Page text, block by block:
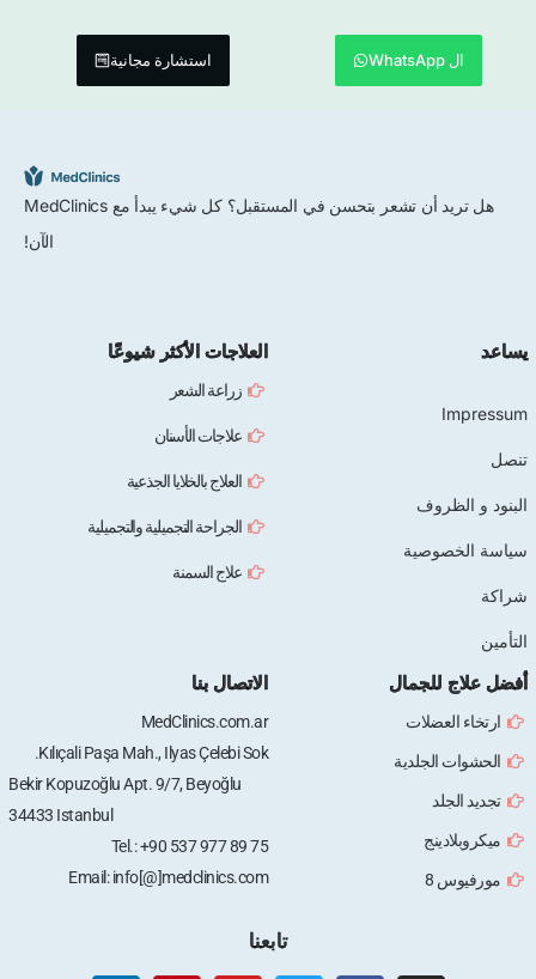
ال WhatsApp استشارة مجانية
هل تريد أن تشعر بتحسن في المستقبل؟ كل شيء يبدأ مع MedClinics
الآن!
يساعد
Impressum
تنصل
البنود و الظروف
سياسة الخصوصية
شراكة
التأمين
العلاجات الأكثر شيوعًا
زراعة الشعر
علاجات الأسنان
العلاج بالخلايا الجذعية
الجراحة التجميلية والتجميلية
علاج السمنة
أفضل علاج للجمال
ارتخاء العضلات
الحشوات الجلدية
تجديد الجلد
ميكروبلادينج
مورفيوس 8
الاتصال بنا
MedClinics.com.ar
Kılıçali Paşa Mah., Ilyas Çelebi Sok.
Bekir Kopuzoğlu Apt. 9/7, Beyoğlu
34433 Istanbul
Tel.: +90 537 977 89 75
Email: info[@]medclinics.com
تابعنا